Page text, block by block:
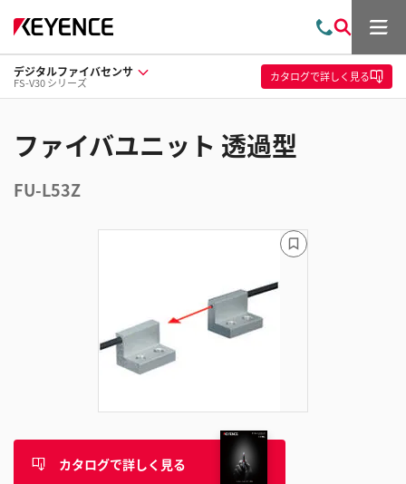
問
い
合
わ
索
メ
ュ
ー
デジタルファイバセンサ
FS-V30 シリーズ カタログで詳しく見る
ファイバユニット 透過型
FU-L53Z
カタログで詳しく見る
ブ
ッ